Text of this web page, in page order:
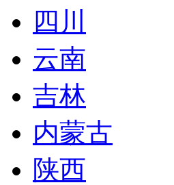
四川
云南
吉林
内蒙古
陕西